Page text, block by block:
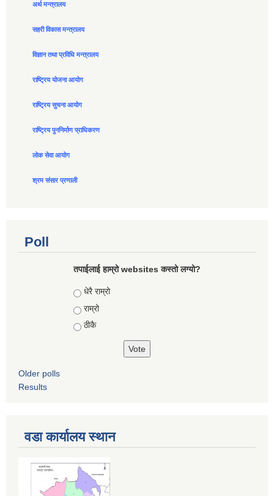
अर्थ मन्त्रालय
सहरी विकास मन्त्रालय
विज्ञान तथा प्रविधि मन्त्रालय
राष्ट्रिय योजना आयोग
राष्ट्रिय सुचना आयोग
राष्ट्रिय पुननिर्माण प्राधिकरण
लोक सेवा आयोग
श्रम संसार प्रणाली
Poll
तपाईलाई हाम्रो websites कस्तो लग्यो?
Choices
धेरै राम्रो
राम्रो
ठीकै
Older polls
Results
वडा कार्यालय स्थान